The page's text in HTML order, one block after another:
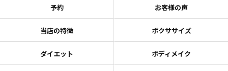
予約 お客様の声
当店の特徴 ボクササイズ
ダイエット ボディメイク